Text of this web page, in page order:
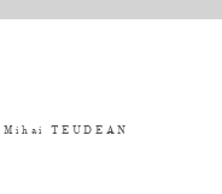
Mihai TEUDEAN